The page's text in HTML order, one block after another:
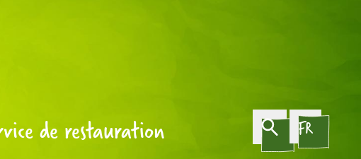
de restauration FR